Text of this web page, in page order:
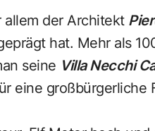
der Architekt
hat. Mehr als
seine Villa Necchi
eine großbürgerliche